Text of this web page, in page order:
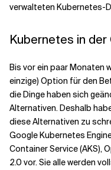
Verwandte Themen
verwalteten Kubernetes-
Kubernetes in der
Bis vor ein paar Monaten
einzige) Option für den
die Dinge haben sich
Alternativen. Deshalb
diese Alternativen zu
Google Kubernetes
Container Service (AKS),
2.0 vor. Sie alle werden